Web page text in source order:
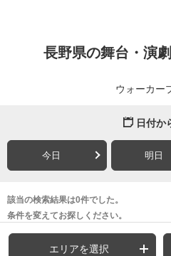
長野県の舞台・演
ウォーカー
日付か
今日 明日
該当の検索結果は0件でした。
条件を変えてお探しください。
エリアを選択